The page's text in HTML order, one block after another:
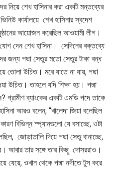
শেখ হাসিনার করা একটি মন্তব্যের
কার্যালয়ে শেখ হাসিনার স্বদেশ
আয়োজন করেছিল আওয়ামী লীগ।
দেন শেখ হাসিনা। সেদিনের বক্তব্যে
জন্য পদ্মা সেতুর মতো সেতুর টাকা বন্ধ
তোলা উচিত। মরে যাতে না যায়, পদ্মা
উচিত। তাহলে যদি শিক্ষা হয়। পদ্মা
ব্যাংকের একটি এমডি পদে তাকে
আরও বলেন, “খালেদা জিয়া বলেছিল
বিভিন্ন স্প্যানগুলো যে বসাচ্ছে, ওটা
জোড়াতালি দিয়ে পদ্মা সেতু বানাচ্ছে,
আবার তার সঙ্গে তার কিছু দোসররাও।
যেয়ে, ওখান থেকে পদ্মা নদীতে টুস করে